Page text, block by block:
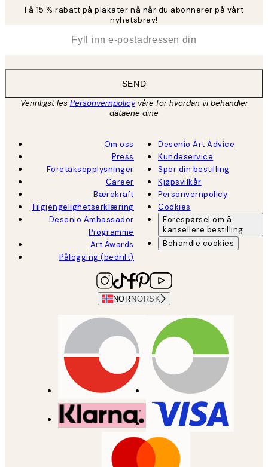
Få 15 % rabatt på plakater nå når du abonnerer på vårt
nyhetsbrev!
SEND
Vennligst les Personvernpolicyvåre for hvordan vi behandler
dataene dine
Om oss
Press
Foretaksopplysninger
Career
Bærekraft
Tilgjengelighetserklæring
Desenio Ambassador
Programme
Art Awards
Pålogging (bedrift)
Desenio Art Advice
Kundeservice
Spor din bestilling
Kjøpsvilkår
Personvernpolicy
Cookies
Forespørsel om å
kansellere bestilling
Behandle cookies
NOR NORSK